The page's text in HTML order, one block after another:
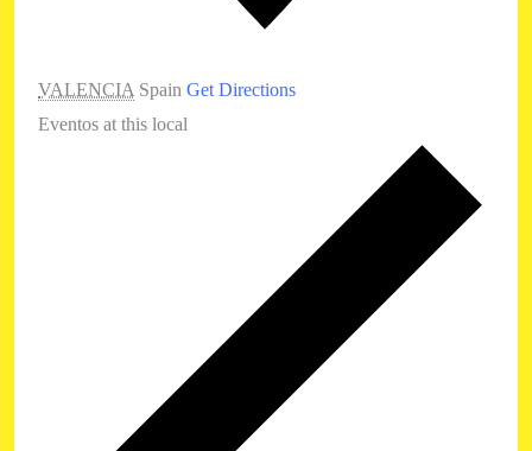
VALENCIA Spain Get Directions
Eventos at this local